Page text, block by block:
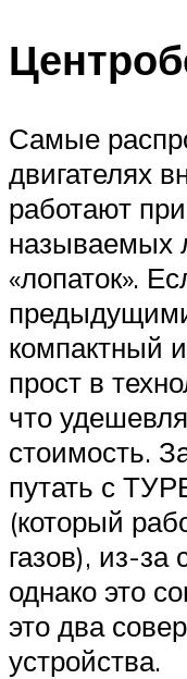
Самые
двигателях
работают
называемых
«лопаток».
компактный
прост в
что
стоимость.
путать с
(который
газов), из-за
однако это
это два
устройства.